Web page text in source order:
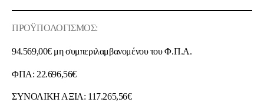
ΠΡΟΫΠΟΛΟΓΙΣΜΟΣ:
94.569,00€ μη συμπεριλαμβανομένου του Φ.Π.Α.
ΦΠΑ: 22.696,56€
ΣΥΝΟΛΙΚΗ ΑΞΙΑ: 117.265,56€